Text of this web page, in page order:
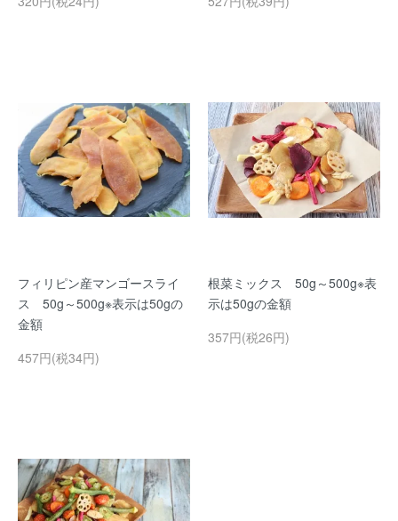
フィリピン産マンゴースライ
ス 50g～500g※表示は50gの
金額
457円(税34円)
根菜ミックス 50g～500g※表
示は50gの金額
357円(税26円)